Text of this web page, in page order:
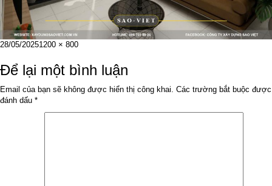
Đăng
ngày
28/05/2025Kích
đầy
đủ
1200 × 800
Để lại một bình luận
Email của bạn sẽ không được hiển thị công khai. Các trường bắt buộc được
đánh dấu *